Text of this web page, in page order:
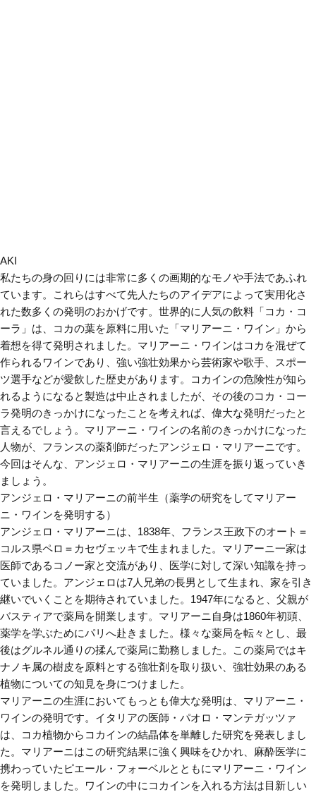
AKI
私たちの身の回りには非常に多くの画期的なモノや手法であふれ
ています。これらはすべて先人たちのアイデアによって実用化さ
れた数多くの発明のおかげです。世界的に人気の飲料「コカ・コ
ーラ」は、コカの葉を原料に用いた「マリアーニ・ワイン」から
着想を得て発明されました。マリアーニ・ワインはコカを混ぜて
作られるワインであり、強い強壮効果から芸術家や歌手、スポー
ツ選手などが愛飲した歴史があります。コカインの危険性が知ら
れるようになると製造は中止されましたが、その後のコカ・コー
ラ発明のきっかけになったことを考えれば、偉大な発明だったと
言えるでしょう。マリアーニ・ワインの名前のきっかけになった
人物が、フランスの薬剤師だったアンジェロ・マリアーニです。
今回はそんな、アンジェロ・マリアーニの生涯を振り返っていき
ましょう。
アンジェロ・マリアーニの前半生（薬学の研究をしてマリアー
ニ・ワインを発明する）
アンジェロ・マリアーニは、1838年、フランス王政下のオート＝
コルス県ペロ＝カセヴェッキで生まれました。マリアーニ一家は
医師であるコノー家と交流があり、医学に対して深い知識を持っ
ていました。アンジェロは7人兄弟の長男として生まれ、家を引き
継いでいくことを期待されていました。1947年になると、父親が
バスティアで薬局を開業します。マリアーニ自身は1860年初頭、
薬学を学ぶためにパリへ赴きました。様々な薬局を転々とし、最
後はグルネル通りの揉んで薬局に勤務しました。この薬局ではキ
ナノキ属の樹皮を原料とする強壮剤を取り扱い、強壮効果のある
植物についての知見を身につけました。
マリアーニの生涯においてもっとも偉大な発明は、マリアーニ・
ワインの発明です。イタリアの医師・パオロ・マンテガッツァ
は、コカ植物からコカインの結晶体を単離した研究を発表しまし
た。マリアーニはこの研究結果に強く興味をひかれ、麻酔医学に
携わっていたピエール・フォーベルとともにマリアーニ・ワイン
を発明しました。ワインの中にコカインを入れる方法は目新しい